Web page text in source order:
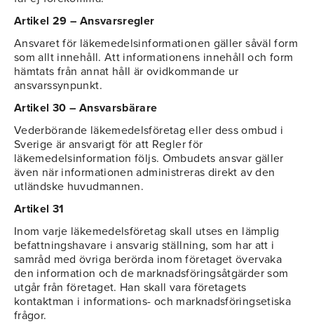
Artikel 29 – Ansvarsregler
Ansvaret för läkemedelsinformationen gäller såväl form
som allt innehåll. Att informationens innehåll och form
hämtats från annat håll är ovidkommande ur
ansvarssynpunkt.
Artikel 30 – Ansvarsbärare
Vederbörande läkemedelsföretag eller dess ombud i
Sverige är ansvarigt för att Regler för
läkemedelsinformation följs. Ombudets ansvar gäller
även när informationen administreras direkt av den
utländske huvudmannen.
Artikel 31
Inom varje läkemedelsföretag skall utses en lämplig
befattningshavare i ansvarig ställning, som har att i
samråd med övriga berörda inom företaget övervaka
den information och de marknadsföringsåtgärder som
utgår från företaget. Han skall vara företagets
kontaktman i informations- och marknadsföringsetiska
frågor.